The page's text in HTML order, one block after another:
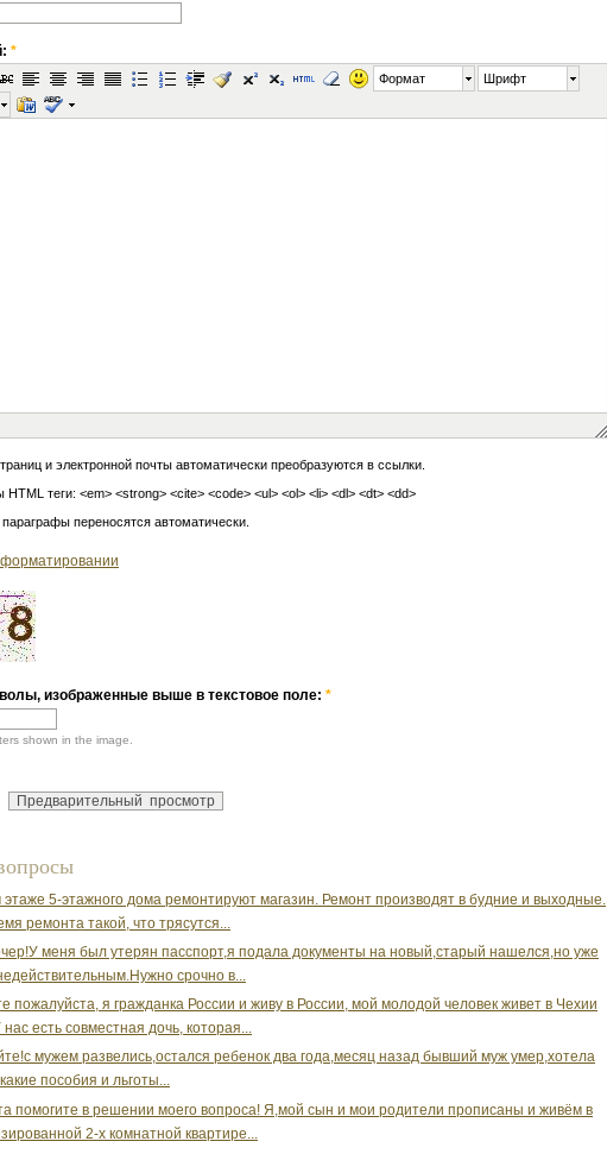
*
Формат
Шрифт
и электронной почты автоматически преобразуются в ссылки.
HTML теги: <em> <strong> <cite> <code> <ul> <ol> <li> <dl> <dt> <dd>
переносятся автоматически.
изображенные выше в текстовое поле: *
shown in the image.
5-этажного дома ремонтируют магазин. Ремонт производят в будние и выходные.
ремонта такой, что трясутся...
меня был утерян пасспорт,я подала документы на новый,старый нашелся,но уже
срочно в...
пожалуйста, я гражданка России и живу в России, мой молодой человек живет в Чехии
есть совместная дочь, которая...
мужем развелись,остался ребенок два года,месяц назад бывший муж умер,хотела
пособия и льготы...
помогите в решении моего вопроса! Я,мой сын и мои родители прописаны и живём в
2-х комнатной квартире...